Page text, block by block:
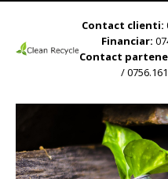
Contact clienti:
Financiar:
Contact
/